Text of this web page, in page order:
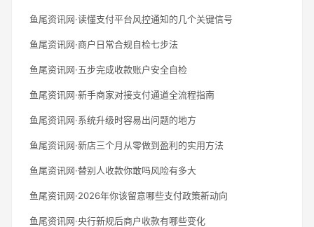
鱼尾资讯网·读懂支付平台风控通知的几个关键信号
鱼尾资讯网·商户日常合规自检七步法
鱼尾资讯网·五步完成收款账户安全自检
鱼尾资讯网·新手商家对接支付通道全流程指南
鱼尾资讯网·系统升级时容易出问题的地方
鱼尾资讯网·新店三个月从零做到盈利的实用方法
鱼尾资讯网·替别人收款你敢吗风险有多大
鱼尾资讯网·2026年你该留意哪些支付政策新动向
鱼尾资讯网·央行新规后商户收款有哪些变化